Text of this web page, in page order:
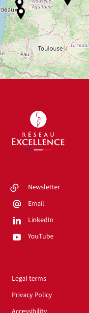
Newsletter
Email
LinkedIn
YouTube
Legal terms
Privacy Policy